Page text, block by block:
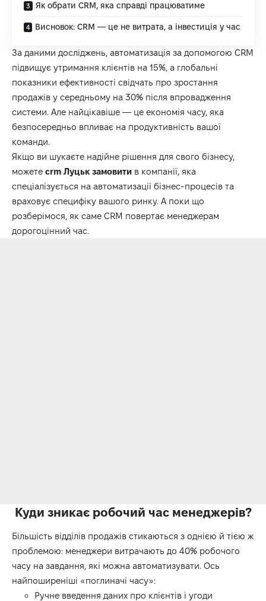
Як обрати CRM, яка справді працюватиме
Висновок: CRM — це не витрата, а інвестиція у час
За даними досліджень, автоматизація за допомогою CRM
підвищує утримання клієнтів на 15%, а глобальні
показники ефективності свідчать про зростання
продажів у середньому на 30% після впровадження
системи. Але найцікавіше — це економія часу, яка
безпосередньо впливає на продуктивність вашої
команди.
Якщо ви шукаєте надійне рішення для свого бізнесу,
можете crm Луцьк замовити в компанії, яка
спеціалізується на автоматизації бізнес-процесів та
враховує специфіку вашого ринку. А поки що
розберімося, як саме CRM повертає менеджерам
дорогоцінний час.
Куди зникає робочий час менеджерів?
Більшість відділів продажів стикаються з однією й тією ж
проблемою: менеджери витрачають до 40% робочого
часу на завдання, які можна автоматизувати. Ось
найпоширеніші «поглиначі часу»:
Ручне введення даних про клієнтів і угоди